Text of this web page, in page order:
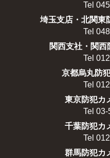
Tel
埼玉支店・北関東
Tel
関西支社・関
Tel
京都烏丸防
Tel
東京防犯カ
Tel
千葉防犯カ
Tel
群馬防犯カ